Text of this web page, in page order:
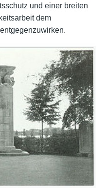
und einer breiten
dem